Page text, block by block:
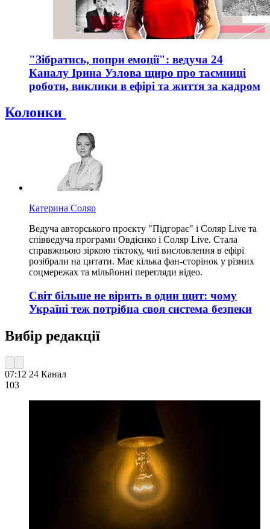
"Зібратись, попри емоції": ведуча 24
Каналу Ірина Узлова щиро про таємниці
роботи, виклики в ефірі та життя за кадром
Колонки
Катерина Соляр
Ведуча авторського проєкту "Підгорає" і Соляр Live та
співведуча програми Овдієнко і Соляр Live. Стала
справжньою зіркою тіктоку, чиї висловлення в ефірі
розібрали на цитати. Має кілька фан-сторінок у різних
соцмережах та мільйонні перегляди відео.
Світ більше не вірить в один щит: чому
Україні теж потрібна своя система безпеки
Вибір редакції
07:12 24 Канал
103